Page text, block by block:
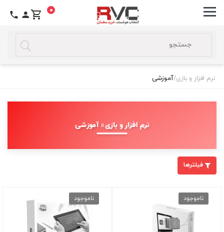
0
نرم افزار و بازی/آموزشی
نرم افزار و بازی » آموزشی
فیلترها
ناموجود ناموجود